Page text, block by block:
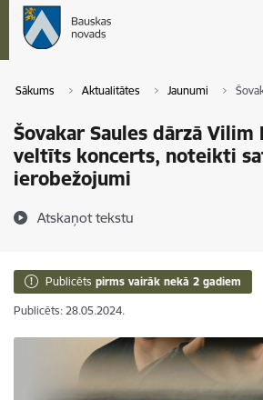
Sākums Aktualitātes Jaunumi
Šovakar Saules dārzā Vilim
veltīts koncerts, noteikti
ierobežojumi
Atskaņot tekstu
Publicēts pirms vairāk nekā 2 gadiem
Publicēts: 28.05.2024.